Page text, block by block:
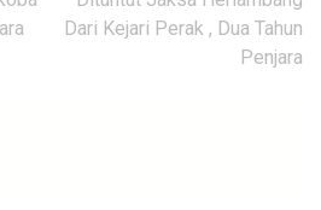
Dari Kejari Perak , Dua Tahun
Penjara